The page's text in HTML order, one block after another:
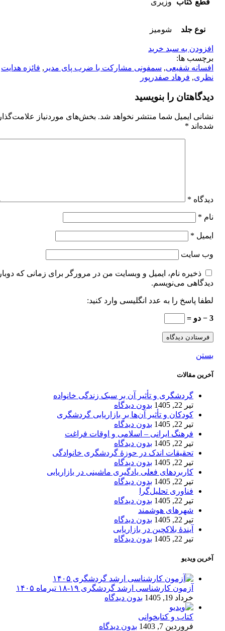
نوع جلد شومیز
افزودن به سبد خرید
برچسب ها:
افسانه شفیعی, سمفونی مشارکت با ضرب پای مدیر , فائزه هدایت
نظری, فرهاد صفدرپور
دیدگاهتان را بنویسید
نشانی ایمیل شما منتشر نخواهد شد. بخش‌های موردنیاز
شده‌اند *
دیدگاه *
نام *
ایمیل *
وب‌ سایت
ذخیره نام، ایمیل و وبسایت من در مرورگر برای زمانی که
دیدگاهی می‌نویسم.
لطفا پاسخ را به عدد انگلیسی وارد کنید:
3 − دو =
بستن
آخرین مقالات
گردشگری و تأثیر آن بر سبک زندگی خانواده
تیر 22, 1405
بدون دیدگاه
کودکان و تأثیر آن‌ها بر بازاریابی گردشگری
تیر 22, 1405
بدون دیدگاه
فرهنگ ایرانی – اسلامی و اوقات فراغت
تیر 22, 1405
بدون دیدگاه
تحقیقات اندک در حوزۀ گردشگری خانوادگی
تیر 22, 1405
بدون دیدگاه
کاربردهای فعلی یادگیری ماشینی در بازاریابی
تیر 22, 1405
بدون دیدگاه
فناوری تحلیل‌گرا
تیر 22, 1405
بدون دیدگاه
شهرهای هوشمند
تیر 22, 1405
بدون دیدگاه
آیندۀ بلاکچین در بازاریابی
تیر 22, 1405
بدون دیدگاه
آخرین ویدیو
آزمون کارشناسی ارشد گردشگری ۱۹-۱۸ تیرماه ۱۴۰۵
خرداد 19, 1405
بدون دیدگاه
کتاب و کتابخوانی
فروردین 7, 1403
بدون دیدگاه